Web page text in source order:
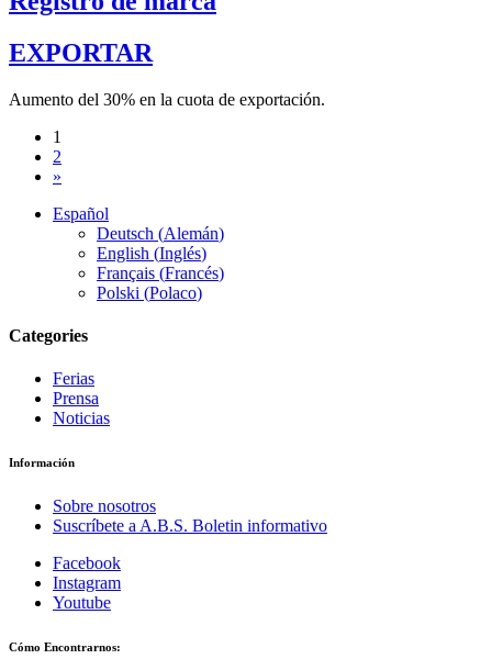
EXPORTAR
Aumento del 30% en la cuota de exportación.
1
2
»
Español
Deutsch (Alemán)
English (Inglés)
Français (Francés)
Polski (Polaco)
Categories
Ferias
Prensa
Noticias
Información
Sobre nosotros
Suscríbete a A.B.S. Boletin informativo
Facebook
Instagram
Youtube
Cómo Encontrarnos: